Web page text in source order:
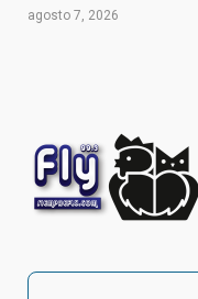
agosto 7, 2026